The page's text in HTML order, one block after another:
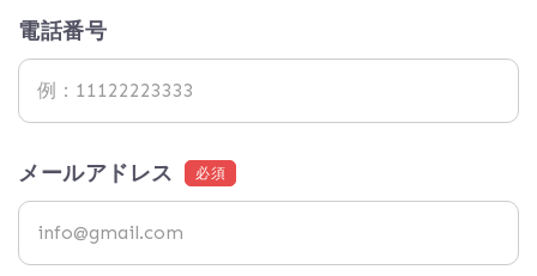
電話番号
メールアドレス 必須